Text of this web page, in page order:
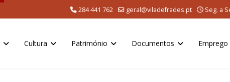
284 441 762 geral@viladefrades.pt Seg. a
Cultura Património Documentos Emprego